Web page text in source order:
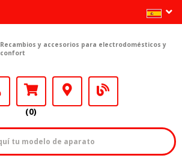
Recambios y accesorios para electrodomésticos y
confort
(0)